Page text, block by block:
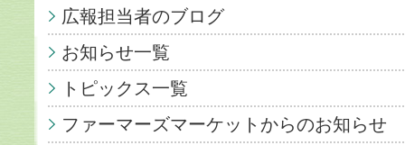
広報担当者のブログ
お知らせ一覧
トピックス一覧
ファーマーズマーケットからのお知らせ